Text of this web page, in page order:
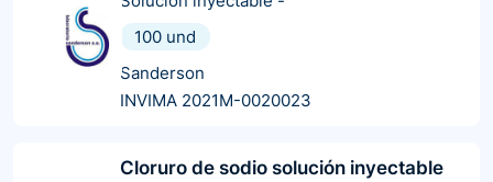
100 und
Sanderson
INVIMA 2021M-0020023
Cloruro de sodio solución inyectable